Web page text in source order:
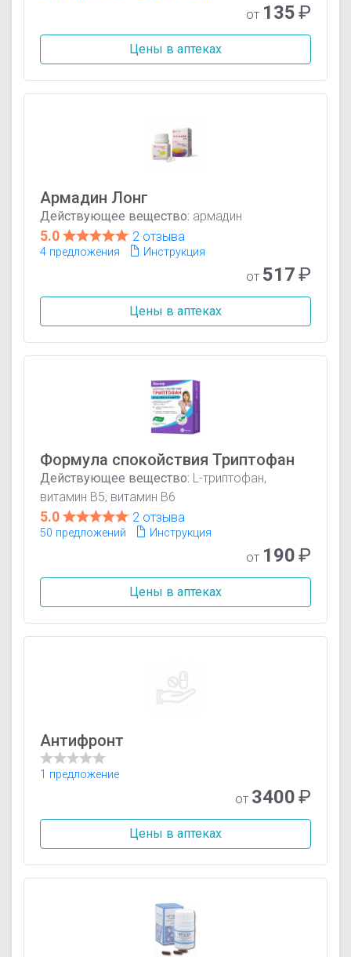
от 135₽
Цены в аптеках
Армадин Лонг
Действующее вещество: армадин
5.0 2 отзыва
4 предложения Инструкция
от 517₽
Цены в аптеках
Формула спокойствия Триптофан
Действующее вещество: L-триптофан,
витамин B5, витамин B6
5.0 2 отзыва
50 предложений Инструкция
от 190₽
Цены в аптеках
Антифронт
1 предложение
от 3400₽
Цены в аптеках